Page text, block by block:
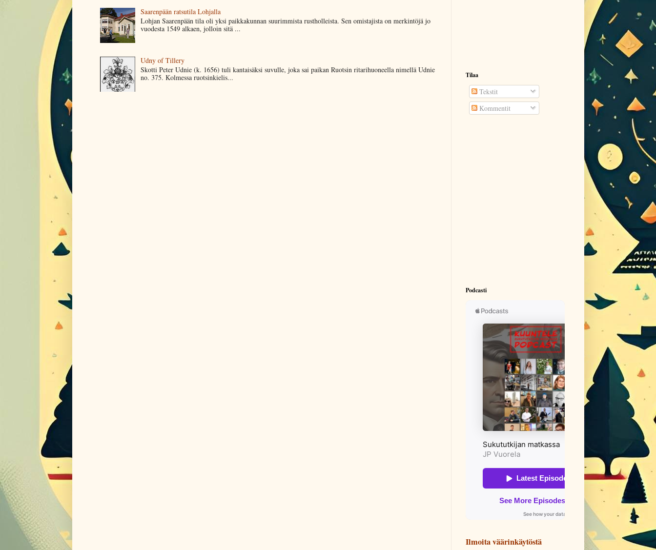
Saarenpään ratsutila Lohjalla
Lohjan Saarenpään tila oli yksi paikkakunnan suurimmista rustholleista. Sen omistajista on merkintöjä jo
vuodesta 1549 alkaen, jolloin sitä ...
Udny of Tillery
Skotti Peter Udnie (k. 1656) tuli kantaisäksi suvulle, joka sai paikan Ruotsin ritarihuoneella nimellä Udnie
no. 375. Kolmessa ruotsinkielis...
Tilaa
Tekstit
Kommentit
Podcasti
Ilmoita väärinkäytöstä